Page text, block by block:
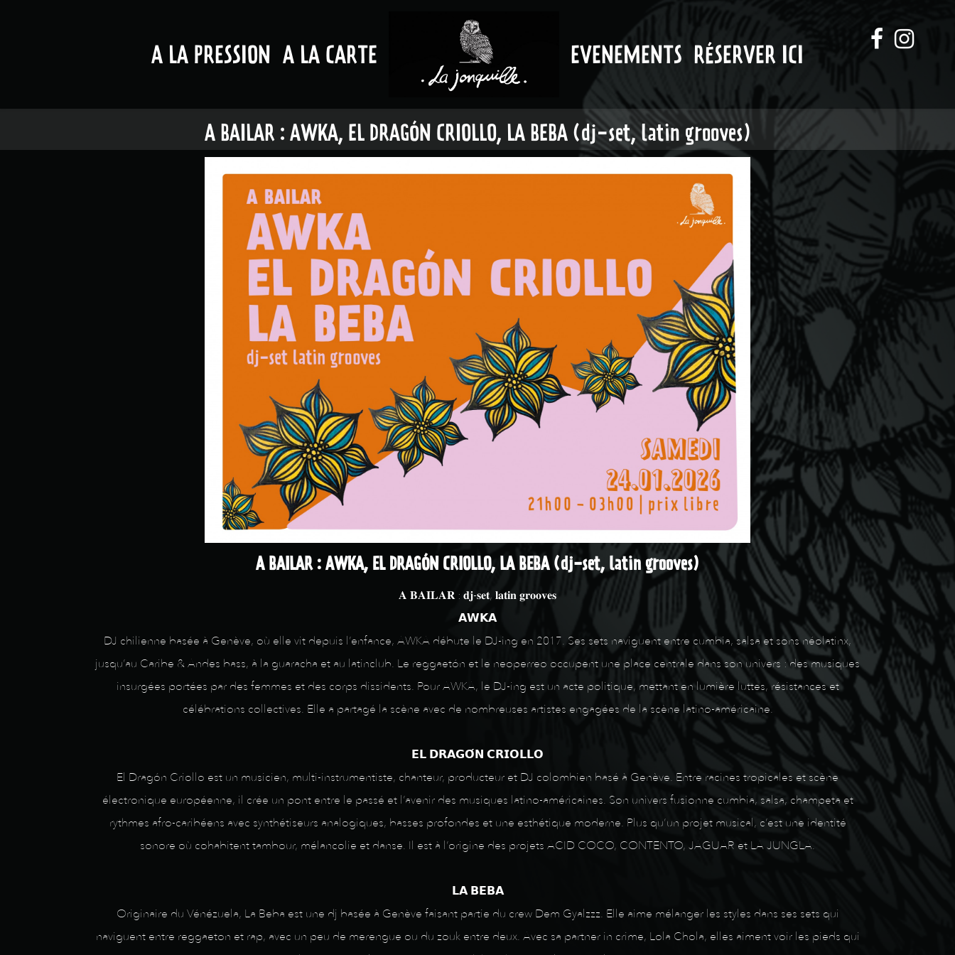
A LA PRESSION A LA CARTE EVENEMENTS RÉSERVER ICI
A BAILAR : AWKA, EL DRAGÓN CRIOLLO, LA BEBA (dj-set, latin grooves)
A BAILAR : AWKA, EL DRAGÓN CRIOLLO, LA BEBA (dj-set, latin grooves)
𝐀 𝐁𝐀𝐈𝐋𝐀𝐑 : 𝐝𝐣-𝐬𝐞𝐭, 𝐥𝐚𝐭𝐢𝐧 𝐠𝐫𝐨𝐨𝐯𝐞𝐬
𝗔𝗪𝗞𝗔
DJ chilienne basée à Genève, où elle vit depuis l’enfance, AWKA débute le DJ-ing en 2017. Ses sets naviguent entre cumbia, salsa et sons néolatinx,
jusqu’au Caribe & Andes bass, à la guaracha et au latinclub. Le reggaetón et le neoperreo occupent une place centrale dans son univers : des musiques
insurgées portées par des femmes et des corps dissidents. Pour AWKA, le DJ-ing est un acte politique, mettant en lumière luttes, résistances et
célébrations collectives. Elle a partagé la scène avec de nombreuses artistes engagées de la scène latino-américaine.
𝗘𝗟 𝗗𝗥𝗔𝗚𝗢́𝗡 𝗖𝗥𝗜𝗢𝗟𝗟𝗢
El Dragón Criollo est un musicien, multi-instrumentiste, chanteur, producteur et DJ colombien basé à Genève. Entre racines tropicales et scène
électronique européenne, il crée un pont entre le passé et l’avenir des musiques latino-américaines. Son univers fusionne cumbia, salsa, champeta et
rythmes afro-caribéens avec synthétiseurs analogiques, basses profondes et une esthétique moderne. Plus qu’un projet musical, c’est une identité
sonore où cohabitent tambour, mélancolie et danse. Il est à l’origine des projets ACID COCO, CONTENTO, JAGUAR et LA JUNGLA.
𝗟𝗔 𝗕𝗘𝗕𝗔
Originaire du Vénézuela, La Beba est une dj basée à Genève faisant partie du crew Dem Gyalzzz. Elle aime mélanger les styles dans ses sets qui
naviguent entre reggaeton et rap, avec un peu de merengue ou du zouk entre deux. Avec sa partner in crime, Lola Chola, elles aiment voir les pieds qui